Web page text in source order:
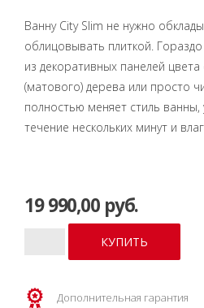
Ванну City Slim не нужно
облицовывать плиткой.
из декоративных панелей
(матового) дерева или просто
полностью меняет стиль ванны,
течение нескольких минут и
19 990,00 руб.
Дополнительная гарантия